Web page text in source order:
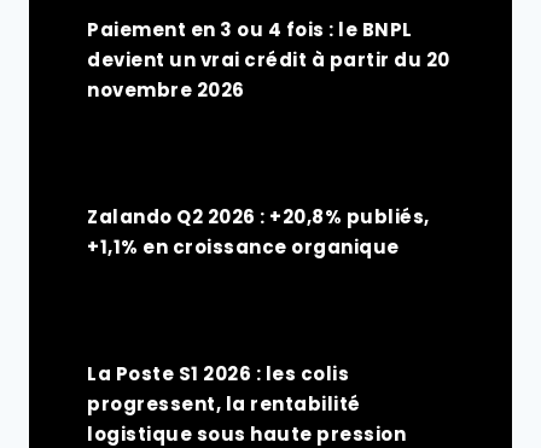
Paiement en 3 ou 4 fois : le BNPL
devient un vrai crédit à partir du 20
novembre 2026
Zalando Q2 2026 : +20,8% publiés,
+1,1% en croissance organique
La Poste S1 2026 : les colis
progressent, la rentabilité
logistique sous haute pression